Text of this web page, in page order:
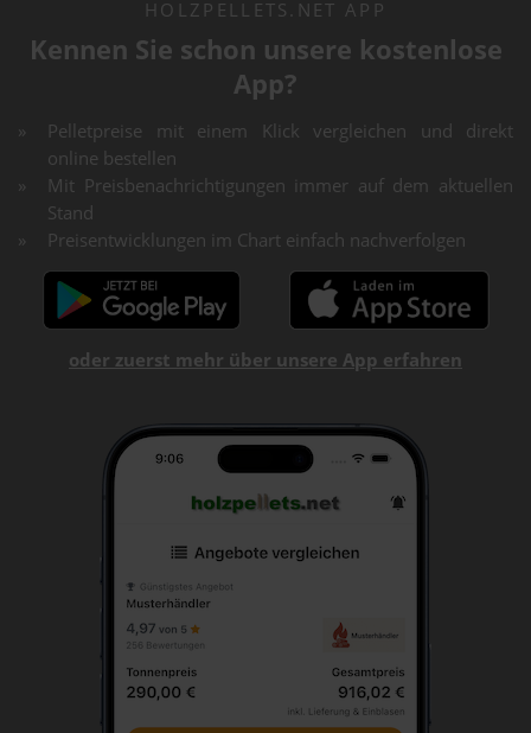
HOLZPELLETS.NET APP
Kennen Sie schon unsere kostenlose
App?
Pelletpreise mit einem Klick vergleichen und direkt
online bestellen
Mit Preisbenachrichtigungen immer auf dem aktuellen
Stand
Preisentwicklungen im Chart einfach nachverfolgen
oder zuerst mehr über unsere App erfahren